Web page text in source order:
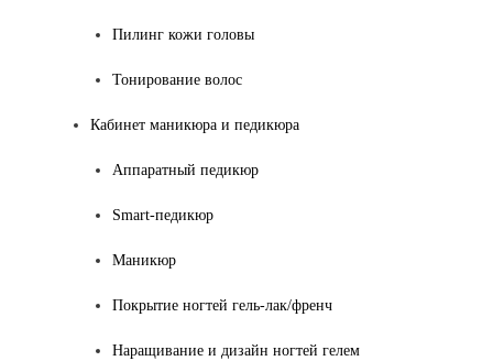
Пилинг кожи головы
Тонирование волос
Кабинет маникюра и педикюра
Аппаратный педикюр
Smart-педикюр
Маникюр
Покрытие ногтей гель-лак/френч
Наращивание и дизайн ногтей гелем